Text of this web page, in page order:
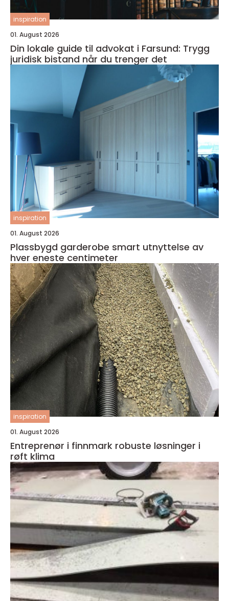
inspiration
01. August 2026
Din lokale guide til advokat i Farsund: Trygg
juridisk bistand når du trenger det
inspiration
01. August 2026
Plassbygd garderobe smart utnyttelse av
hver eneste centimeter
inspiration
01. August 2026
Entreprenør i finnmark robuste løsninger i
røft klima